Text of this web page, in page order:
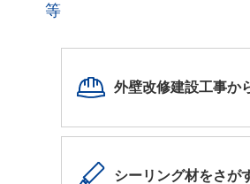
等
外壁改修建設工事か
シーリング材をさが